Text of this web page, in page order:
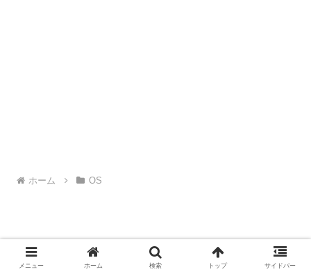
ホーム OS
メニュー ホーム 検索 トップ サイドバー